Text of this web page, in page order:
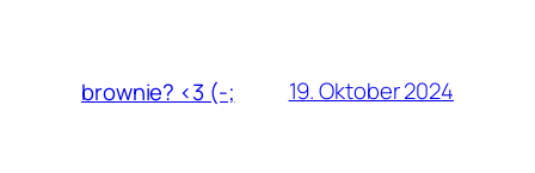
brownie? <3 (-; 19. Oktober 2024